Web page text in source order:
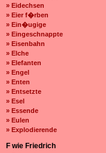
» Eidechsen
» Eier f�rben
» Ein�ugige
» Eingeschnappte
» Eisenbahn
» Elche
» Elefanten
» Engel
» Enten
» Entsetzte
» Esel
» Essende
» Eulen
» Explodierende
F wie Friedrich